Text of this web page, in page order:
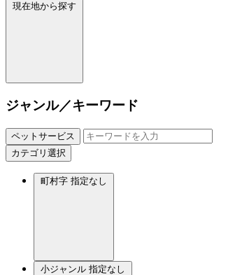
現在地から探す
ジャンル／キーワード
ペットサービス
カテゴリ選択
町村字 指定なし
小ジャンル 指定なし